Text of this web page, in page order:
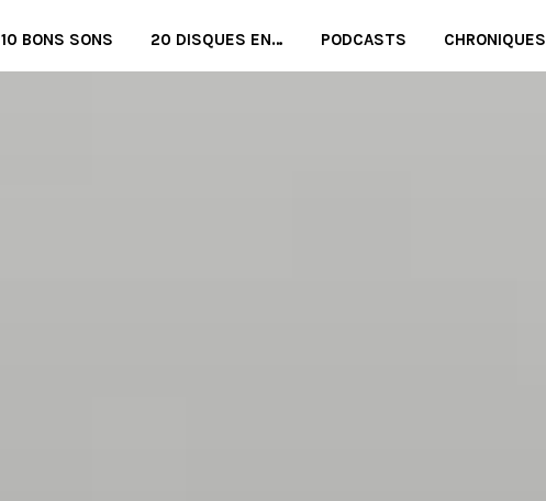
10 BONS SONS 20 DISQUES EN… PODCASTS CHRONIQUES